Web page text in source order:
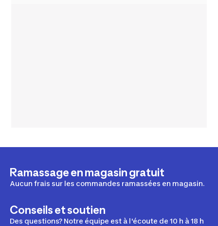
Ramassage en magasin gratuit
Aucun frais sur les commandes ramassées en magasin.
Conseils et soutien
Des questions? Notre équipe est à l'écoute de 10 h à 18 h